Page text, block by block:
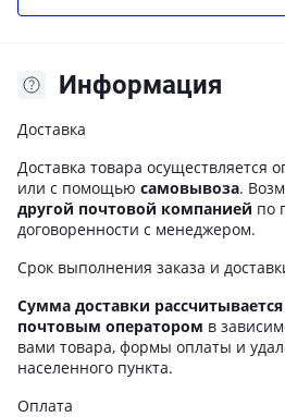
Информация
Доставка
Доставка товара осуществляется
или с помощью самовывоза.
другой почтовой компанией по
договоренности с менеджером.
Срок выполнения заказа и
Сумма доставки
почтовым оператором в
вами товара, формы оплаты и
населенного пункта.
Оплата